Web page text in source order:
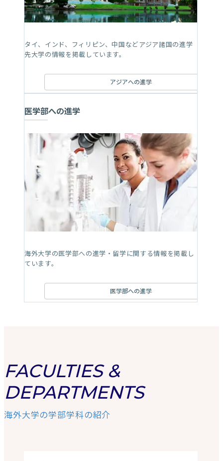
タイ、インド、フィリピン、中国などアジア諸国の進学
先大学の情報を掲載しています。
アジアへの進学
医学部への進学
海外大学の医学部への進学・留学に関する情報を掲載し
ています。
医学部への進学
FACULTIES &
DEPARTMENTS
海外大学の学部学科の紹介